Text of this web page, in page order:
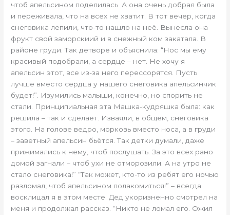
чтоб апельсином поделилась. А она очень добрая была
и переживала, что на всех не хватит. В тот вечер, когда
снеговика лепили, что-то нашло на неё. Вынесла она
фрукт свой заморскиий и в снежный ком закатала. В
районе груди. Так детворе и объяснила: “Нос мы ему
красивый подобрали, а сердце – нет. Не хочу я
апельсин этот, все из-за него перессорятся. Пусть
лучше вместо сердца у нашего снеговика апельсинчик
будет!”. Изумились малыши, конечно, но спорить не
стали. Принципиальная эта Машка-кудряшка была: как
решила – так и сделает. Изваяли, в общем, снеговика
этого. На голове ведро, морковь вместо носа, а в груди
– заветный апельсин бьётся. Так детки думали, даже
прижимались к нему, чтоб послушать. За это всех рано
домой загнали – чтоб ухи не отморозили. А на утро не
стало снеговика!” “Так может, кто-то из ребят его ночью
разломал, чтоб апельсином полакомиться!” – всегда
восклицал я в этом месте. Дед укоризненно смотрел на
меня и продолжал рассказ. “Никто не ломал его. Ожил